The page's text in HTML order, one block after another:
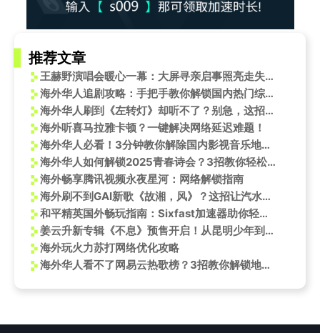
推荐文章
王赫野演唱会暖心一幕：大屏寻亲启事照亮走失儿童回家路，明星公益新方式引发热议
海外华人追剧攻略：手把手教你解锁国内热门综艺《听谁在唱歌》
海外华人刷到《左转灯》却听不了？别急，这招帮你搞定汽水音乐各种限制
海外听喜马拉雅卡顿？一键解决网络延迟难题！
海外华人必看！3分钟教你解除国内影视音乐地区限制，追剧听歌不再卡顿
海外华人如何解锁2025青春诗会？3招教你轻松观看央视频直播
海外畅享腾讯视频永夜星河：网络解锁指南
海外刷不到GAI新歌《故湘，风》？这招让汽水音乐秒变畅通无阻
和平精英国外畅玩指南：Sixfast加速器助你轻松回国
姜云升新专辑《不息》预售开启！从昆明少年到说唱诗人，他用音乐诠释‘匀升不息’
海外玩火力苏打网络优化攻略
海外华人看不了网易云热歌榜？3招教你解锁地区限制，和国内同步追新歌！